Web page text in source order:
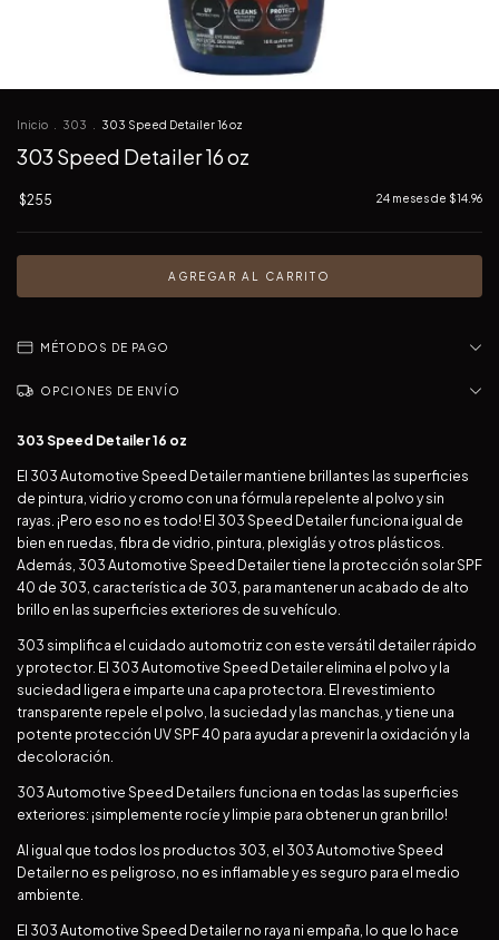
Inicio 303 303 Speed Detailer 16 oz
303 Speed Detailer 16 oz
$255 24 meses de $14.96
MÉTODOS DE PAGO
OPCIONES DE ENVÍO
303 Speed Detailer 16 oz
El 303 Automotive Speed Detailer mantiene brillantes las superficies
de pintura, vidrio y cromo con una fórmula repelente al polvo y sin
rayas. ¡Pero eso no es todo! El 303 Speed Detailer funciona igual de
bien en ruedas, fibra de vidrio, pintura, plexiglás y otros plásticos.
Además, 303 Automotive Speed Detailer tiene la protección solar SPF
40 de 303, característica de 303, para mantener un acabado de alto
brillo en las superficies exteriores de su vehículo.
303 simplifica el cuidado automotriz con este versátil detailer rápido
y protector. El 303 Automotive Speed Detailer elimina el polvo y la
suciedad ligera e imparte una capa protectora. El revestimiento
transparente repele el polvo, la suciedad y las manchas, y tiene una
potente protección UV SPF 40 para ayudar a prevenir la oxidación y la
decoloración.
303 Automotive Speed Detailers funciona en todas las superficies
exteriores: ¡simplemente rocíe y limpie para obtener un gran brillo!
Al igual que todos los productos 303, el 303 Automotive Speed
Detailer no es peligroso, no es inflamable y es seguro para el medio
ambiente.
El 303 Automotive Speed Detailer no raya ni empaña, lo que lo hace